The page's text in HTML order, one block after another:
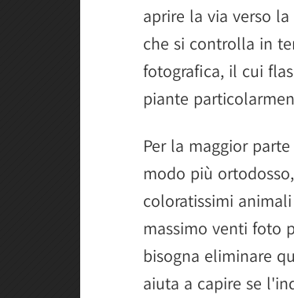
aprire la via verso
che si controlla in
fotografica, il cui
piante
Per la maggior
modo più
coloratissimi
massimo venti foto
bisogna eliminare
aiuta a capire se